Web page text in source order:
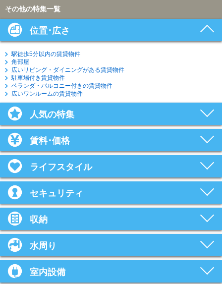
その他の特集一覧
位置･広さ
駅徒歩5分以内の賃貸物件
角部屋
広いリビング・ダイニングがある賃貸物件
駐車場付き賃貸物件
ベランダ・バルコニー付きの賃貸物件
広いワンルームの賃貸物件
人気の特集
賃料･価格
ライフスタイル
セキュリティ
収納
水周り
室内設備